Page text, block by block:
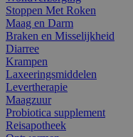
Stoppen Met Roken
Maag en Darm
Braken en Misselijkheid
Diarree
Krampen
Laxeeringsmiddelen
Levertherapie
Maagzuur
Probiotica supplement
Reisapotheek